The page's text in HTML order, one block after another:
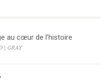
au cœur de l’histoire
| GRAY